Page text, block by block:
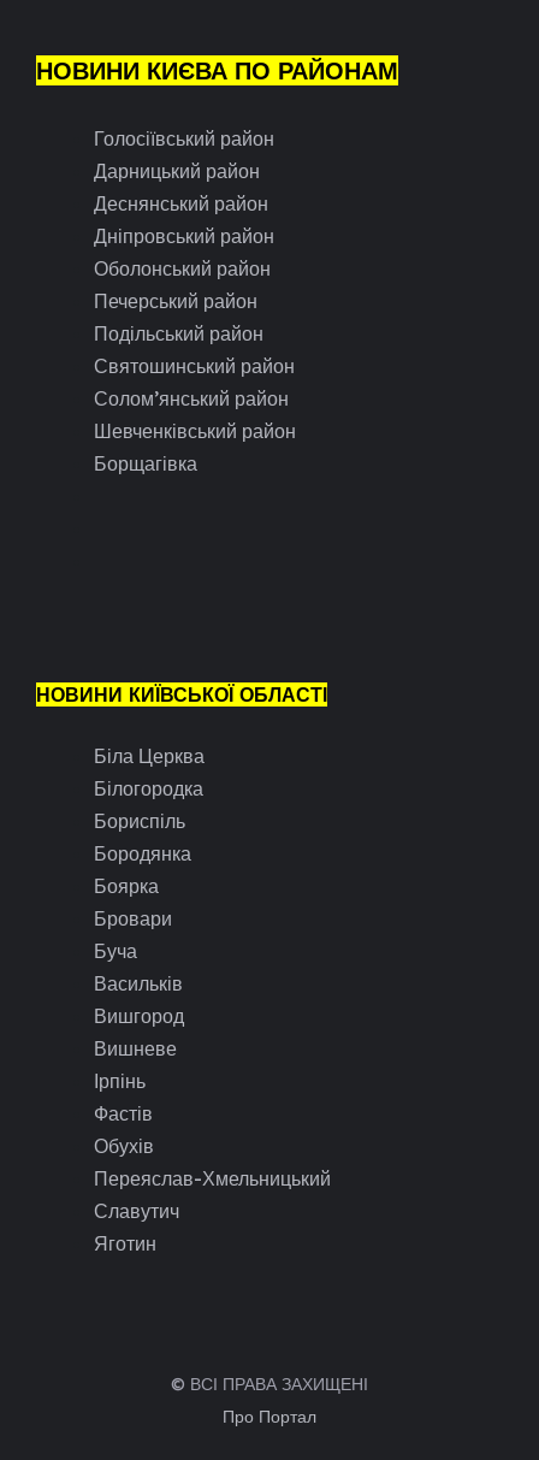
НОВИНИ КИЄВА ПО РАЙОНАМ
Голосіївський район
Дарницький район
Деснянський район
Дніпровський район
Оболонський район
Печерський район
Подільський район
Святошинський район
Солом’янський район
Шевченківський район
Борщагівка
НОВИНИ КИЇВСЬКОЇ ОБЛАСТІ
Біла Церква
Білогородка
Бориспіль
Бородянка
Боярка
Бровари
Буча
Васильків
Вишгород
Вишневе
Ірпінь
Фастів
Обухів
Переяслав-Хмельницький
Славутич
Яготин
© ВСІ ПРАВА ЗАХИЩЕНІ
Про Портал